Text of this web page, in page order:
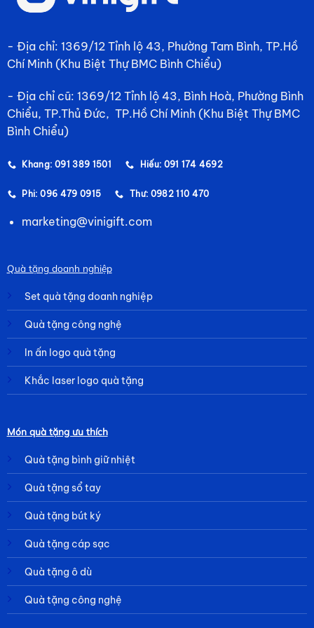
- Địa chỉ: 1369/12 Tỉnh lộ 43, Phường Tam Bình, TP.Hồ
Chí Minh (Khu Biệt Thự BMC Bình Chiểu)
- Địa chỉ cũ: 1369/12 Tỉnh lộ 43, Bình Hoà, Phường Bình
Chiểu, TP.Thủ Đức, TP.Hồ Chí Minh (Khu Biệt Thự BMC
Bình Chiểu)
Khang: 091 389 1501 Hiếu: 091 174 4692
Phi: 096 479 0915 Thư: 0982 110 470
marketing@vinigift.com
Quà tặng doanh nghiệp
Set quà tặng doanh nghiệp
Quà tặng công nghệ
In ấn logo quà tặng
Khắc laser logo quà tặng
Món quà tặng ưu thích
Quà tặng bình giữ nhiệt
Quà tặng sổ tay
Quà tặng bút ký
Quà tặng cáp sạc
Quà tặng ô dù
Quà tặng công nghệ